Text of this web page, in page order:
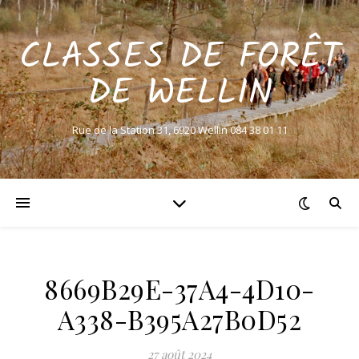
CLASSES DE FORÊT
DE WELLIN
Rue de la Station 31, 6920 Wellin 084 38 01 11
8669B29E-37A4-4D10-
A338-B395A27B0D52
27 août 2024